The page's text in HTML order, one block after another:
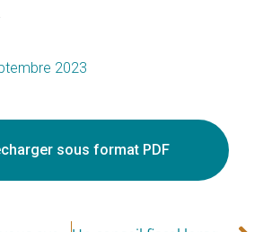
2023
sous format PDF